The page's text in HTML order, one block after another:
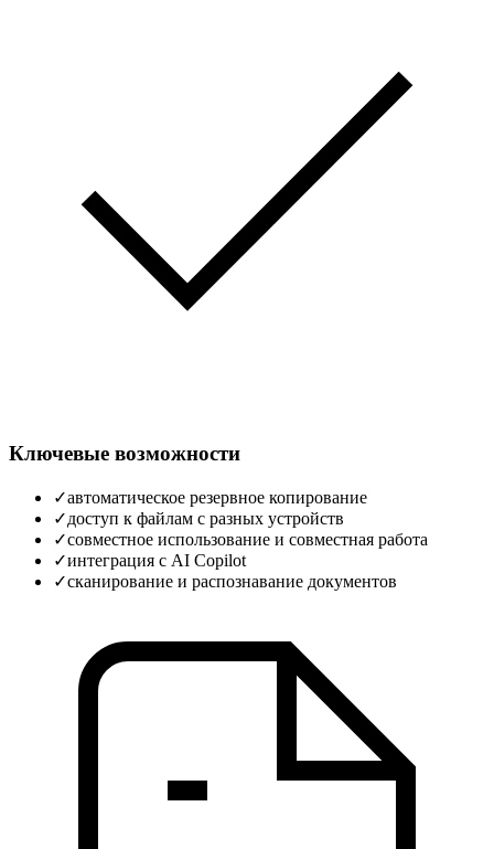
Ключевые возможности
✓автоматическое резервное копирование
✓доступ к файлам с разных устройств
✓совместное использование и совместная работа
✓интеграция с AI Copilot
✓сканирование и распознавание документов